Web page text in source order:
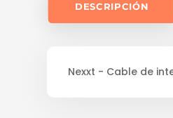
DESCRIPCIÓN
Nexxt - Cable de